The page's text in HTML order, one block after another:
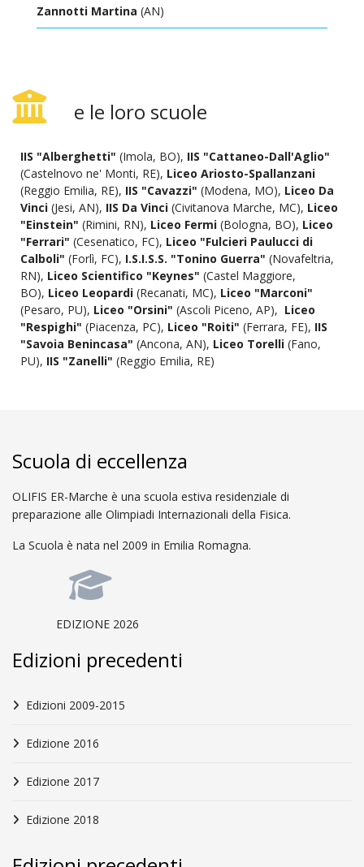
Zannotti Martina (AN)
e le loro scuole
IIS "Alberghetti" (Imola, BO), IIS "Cattaneo-Dall'Aglio"
(Castelnovo ne' Monti, RE), Liceo Ariosto-Spallanzani
(Reggio Emilia, RE), IIS "Cavazzi" (Modena, MO), Liceo Da
Vinci (Jesi, AN), IIS Da Vinci (Civitanova Marche, MC), Liceo
"Einstein" (Rimini, RN), Liceo Fermi (Bologna, BO), Liceo
"Ferrari" (Cesenatico, FC), Liceo "Fulcieri Paulucci di
Calboli" (Forlì, FC), I.S.I.S.S. "Tonino Guerra" (Novafeltria,
RN), Liceo Scientifico "Keynes" (Castel Maggiore,
BO), Liceo Leopardi (Recanati, MC), Liceo "Marconi"
(Pesaro, PU), Liceo "Orsini" (Ascoli Piceno, AP), Liceo
"Respighi" (Piacenza, PC), Liceo "Roiti" (Ferrara, FE), IIS
"Savoia Benincasa" (Ancona, AN), Liceo Torelli (Fano,
PU), IIS "Zanelli" (Reggio Emilia, RE)
Scuola di eccellenza
OLIFIS ER-Marche è una scuola estiva residenziale di
preparazione alle Olimpiadi Internazionali della Fisica.
La Scuola è nata nel 2009 in Emilia Romagna.
EDIZIONE 2026
Edizioni precedenti
Edizioni 2009-2015
Edizione 2016
Edizione 2017
Edizione 2018